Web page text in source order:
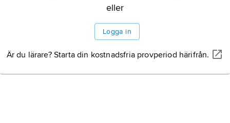
eller
Logga in
Är du lärare? Starta din kostnadsfria provperiod härifrån.